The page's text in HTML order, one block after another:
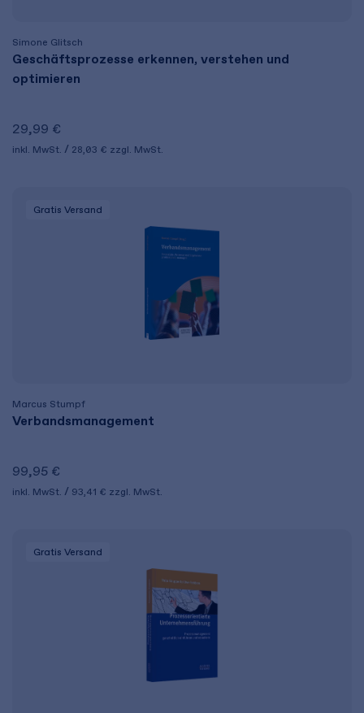
Simone Glitsch
Geschäftsprozesse erkennen, verstehen und
optimieren​
29,99 €
inkl. MwSt. 28,03 € zzgl. MwSt.
Gratis Versand
Marcus Stumpf
Verbandsmanagement
99,95 €
inkl. MwSt. 93,41 € zzgl. MwSt.
Gratis Versand